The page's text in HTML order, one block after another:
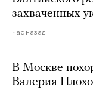
захваченных
час назад
В Москве
Валерия